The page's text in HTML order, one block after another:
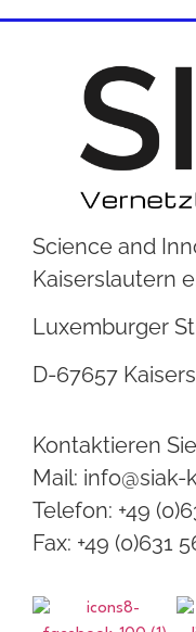
Science and
Kaiserslautern
Luxemburger
D-67657
Kontaktieren
Mail: info@siak-
Telefon: +49
Fax: +49 (0)631